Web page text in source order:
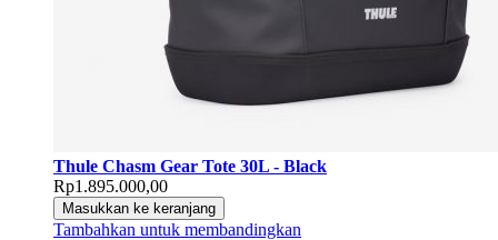
Thule Chasm Gear Tote 30L - Black
Rp1.895.000,00
Masukkan ke keranjang
Tambahkan untuk membandingkan